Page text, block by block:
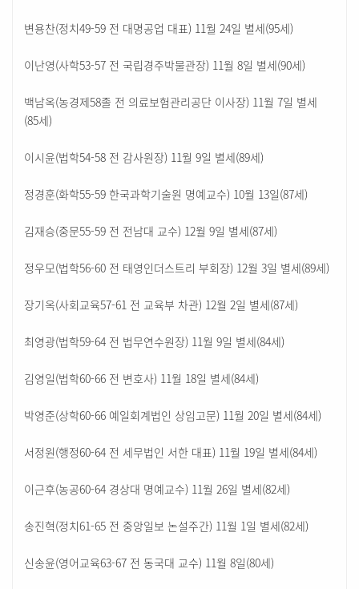
변용찬(정치49-59 전 대명공업 대표) 11월 24일 별세(95세)
이난영(사학53-57 전 국립경주박물관장) 11월 8일 별세(90세)
백남옥(농경제58졸 전 의료보험관리공단 이사장) 11월 7일 별세
(85세)
이시윤(법학54-58 전 감사원장) 11월 9일 별세(89세)
정경훈(화학55-59 한국과학기술원 명예교수) 10월 13일(87세)
김재승(중문55-59 전 전남대 교수) 12월 9일 별세(87세)
정우모(법학56-60 전 태영인더스트리 부회장) 12월 3일 별세(89세)
장기옥(사회교육57-61 전 교육부 차관) 12월 2일 별세(87세)
최영광(법학59-64 전 법무연수원장) 11월 9일 별세(84세)
김영일(법학60-66 전 변호사) 11월 18일 별세(84세)
박영준(상학60-66 예일회계법인 상임고문) 11월 20일 별세(84세)
서정원(행정60-64 전 세무법인 서한 대표) 11월 19일 별세(84세)
이근후(농공60-64 경상대 명예교수) 11월 26일 별세(82세)
송진혁(정치61-65 전 중앙일보 논설주간) 11월 1일 별세(82세)
신송윤(영어교육63-67 전 동국대 교수) 11월 8일(80세)